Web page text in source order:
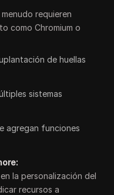
requieren
como Chromium o
de huellas
sistemas
agregan funciones
la personalización del
recursos a